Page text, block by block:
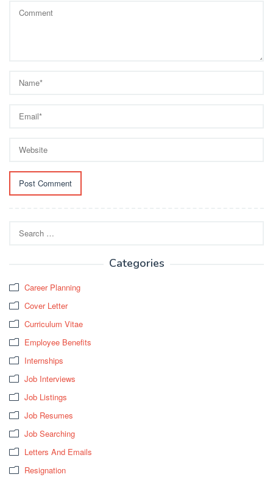
for:
Categories
Career Planning
Cover Letter
Curriculum Vitae
Employee Benefits
Internships
Job Interviews
Job Listings
Job Resumes
Job Searching
Letters And Emails
Resignation